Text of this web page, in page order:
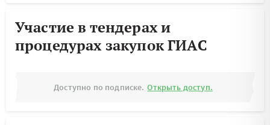
Участие в тендерах и
процедурах закупок ГИАС
Доступно по подписке. Открыть доступ.